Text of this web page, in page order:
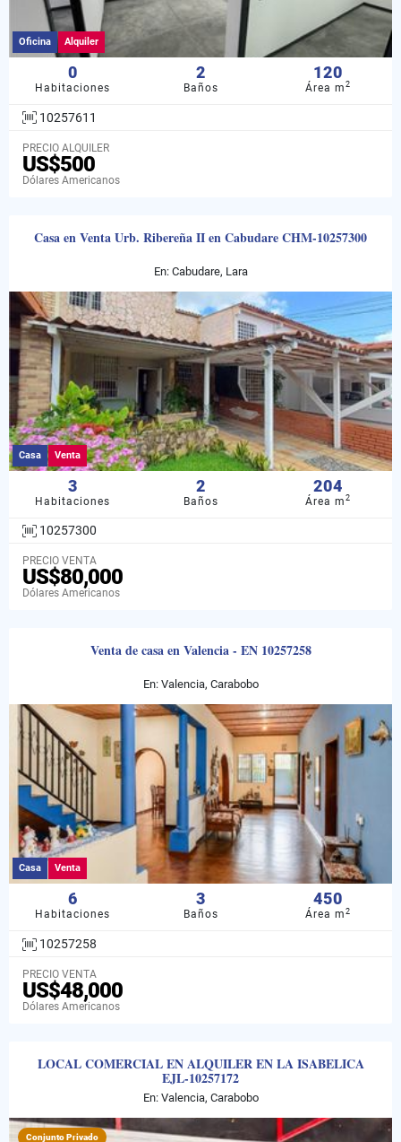
Oficina Alquiler
0
Habitaciones
2
Baños
120
Área m2
10257611
PRECIO ALQUILER
US$500
Dólares Americanos
Casa en Venta Urb. Ribereña II en Cabudare CHM-10257300
En: Cabudare, Lara
Casa Venta
3
Habitaciones
2
Baños
204
Área m2
10257300
PRECIO VENTA
US$80,000
Dólares Americanos
Venta de casa en Valencia - EN 10257258
En: Valencia, Carabobo
Casa Venta
6
Habitaciones
3
Baños
450
Área m2
10257258
PRECIO VENTA
US$48,000
Dólares Americanos
LOCAL COMERCIAL EN ALQUILER EN LA ISABELICA
EJL-10257172
En: Valencia, Carabobo
Conjunto Privado